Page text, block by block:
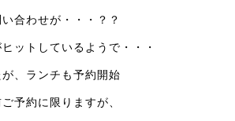
合わせが・・・？？
ットしているようで・・・
、ランチも予約開始
予約に限りますが、